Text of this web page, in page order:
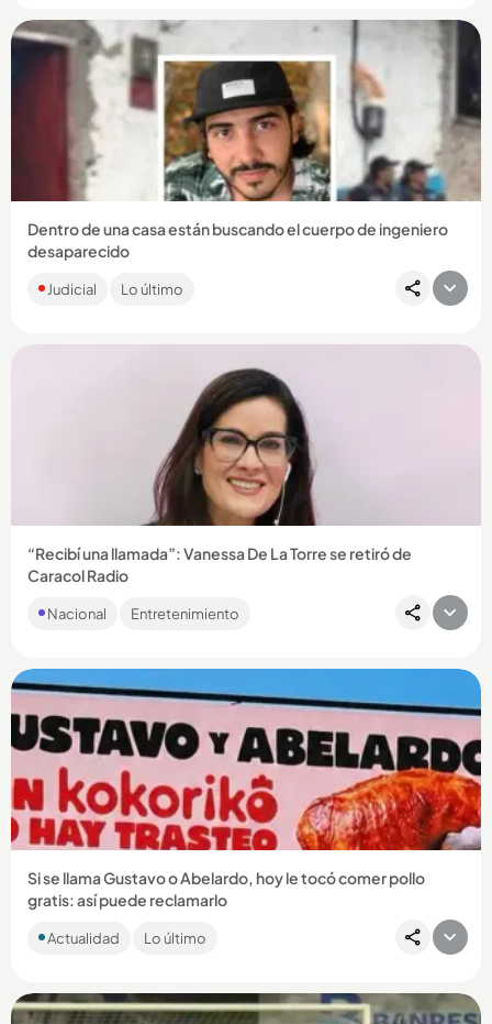
Compartir Noticia
Dentro de una casa están buscando el cuerpo de ingeniero
desaparecido
secuestrado por miembros del grupo El Mesa. Se investiga si
Judicial Lo último
Compartir Noticia
“Recibí una llamada”: Vanessa De La Torre se retiró de
Caracol Radio
periodista caleña contó que aceptó una oferta que cambiará
Nacional Entretenimiento
Compartir Noticia
Si se llama Gustavo o Abelardo, hoy le tocó comer pollo
gratis: así puede reclamarlo
para ocupar la Casa de Nariño, una marca decidió ponerle
Actualidad Lo último